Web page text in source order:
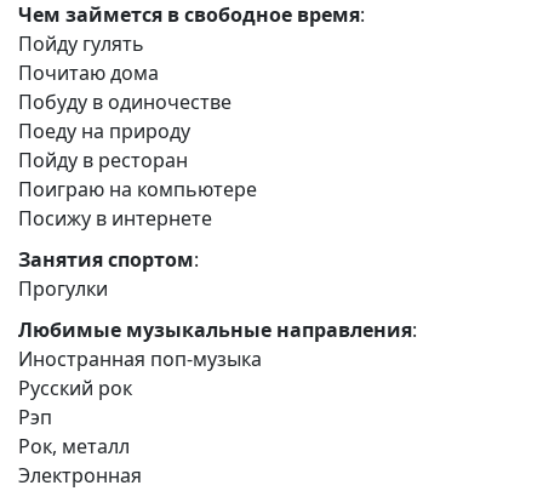
Чем займется в свободное время:
Пойду гулять
Почитаю дома
Побуду в одиночестве
Поеду на природу
Пойду в ресторан
Поиграю на компьютере
Посижу в интернете
Занятия спортом:
Прогулки
Любимые музыкальные направления:
Иностранная поп-музыка
Русский рок
Рэп
Рок, металл
Электронная